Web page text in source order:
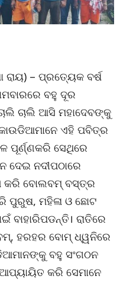
– ପ୍ରତ୍ୟେକ ବର୍ଷ
ବହୁ ଦୂର
ଚାଲି ଆସି ମହାଦେବଙ୍କୁ
କାଉଡିଆମାନେ ଏହି ପବିତ୍ର
ପୂର୍ଣ୍ଣକରି ସେଥିରେ
ନଦୀପଠାରେ
କରି ବୋଲବମ୍ ବସ୍ତ୍ର
ପୁରୁଷ, ମହିଳା ଓ ଛୋଟ
ବାହାରିପଡନ୍ତି। ରାତିରେ
ହରହର ବୋମ୍ ଧ୍ୱନିରେ
ବହୁ ସଂଗଠନ
କରି ସେମାନେ